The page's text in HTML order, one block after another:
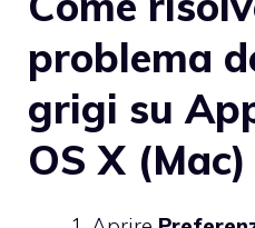
problema
grigi su
OS X (Mac)